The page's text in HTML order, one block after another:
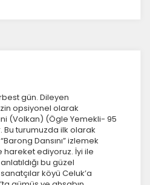
gün. Dileyen
opsiyonel olarak
(Volkan) (Ögle Yemekli- 95
Bu turumuzda ilk olarak
Dansını” izlemek
ediyoruz. İyi ile
bu güzel
köyü Celuk’a